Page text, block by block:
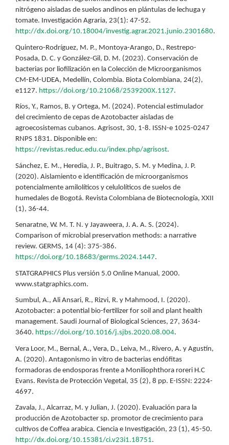
nitrógeno aisladas de suelos andinos en plántulas de lechuga y
tomate. Investigación Agraria, 23(1): 47-52.
http://dx.doi.org/10.18004/investig.agrar.2021.junio.2301680.
Quintero-Rodríguez, M. P., Montoya-Arango, D., Restrepo-
Posada, D. C. y González-Gil, D. M. (2023). Conservación de
bacterias por liofilización en la Colección de Microorganismos
CM-EM-UDEA, Medellín, Colombia. Biota Colombiana, 24(2),
e1127. https://doi.org/10.21068/2539200X.1127.
Ríos, Y., Ramos, B. y Ortega, M. (2024). Potencial estimulador
del crecimiento de cepas de Azotobacter aisladas de
agroecosistemas cubanos. Agrisost, 30, 1-8. ISSN-e 1025-0247
RNPS 1831. Disponible en:
https://revistas.reduc.edu.cu/index.php/agrisost.
Sánchez, E. M., Heredia, J. P., Buitrago, S. M. y Medina, J. P.
(2020). Aislamiento e identificación de microorganismos
potencialmente amilolíticos y celulolíticos de suelos de
humedales de Bogotá. Revista Colombiana de Biotecnología, XXII
(1), 36-44.
Senaratne, W. M. T. N. y Jayaweera, J. A. A. S. (2024).
Comparison of microbial preservation methods: a narrative
review. GERMS, 14 (4): 375-386.
https://doi.org/10.18683/germs.2024.1447.
STATGRAPHICS Plus versión 5.0 Online Manual, 2000.
www.statgraphics.com.
Sumbul, A., Ali Ansari, R., Rizvi, R. y Mahmood, I. (2020).
Azotobacter: a potential bio-fertilizer for soil and plant health
management. Saudi Journal of Biological Sciences, 27, 3634-
3640. https://doi.org/10.1016/j.sjbs.2020.08.004.
Vera Loor, M., Bernal, A., Vera, D., Leiva, M., Rivero, A. y Agustín,
A. (2020). Antagonismo in vitro de bacterias endófitas
formadoras de endosporas frente a Moniliophthora roreri H.C
Evans. Revista de Protección Vegetal, 35 (2), 8 pp. E-ISSN: 2224-
4697.
Zavala, J., Alcarraz, M. y Julian, J. (2020). Evaluación para la
producción de Azotobacter sp. promotor de crecimiento para
cultivos de Coffea arabica. Ciencia e Investigación, 23 (1), 45-50.
http://dx.doi.org/10.15381/ci.v23i1.18751.